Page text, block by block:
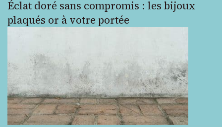
Éclat doré sans compromis : les bijoux
plaqués or à votre portée